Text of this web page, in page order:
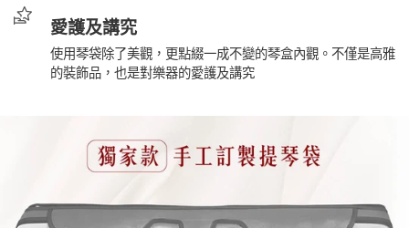
愛護及講究
使用琴袋除了美觀，更點綴一成不變的琴盒內觀。不僅是高雅
的裝飾品，也是對樂器的愛護及講究